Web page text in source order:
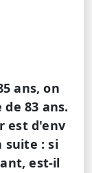
ans, on
83 ans.
est d'env
suite : si
est-il